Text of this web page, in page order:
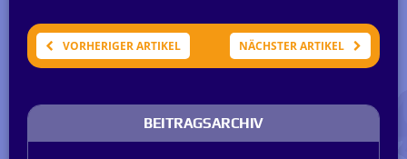
VORHERIGER ARTIKEL NÄCHSTER ARTIKEL
BEITRAGSARCHIV